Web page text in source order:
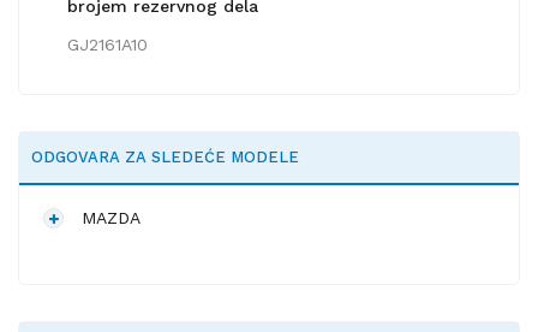
brojem rezervnog dela
GJ2161A10
ODGOVARA ZA SLEDEĆE MODELE
MAZDA